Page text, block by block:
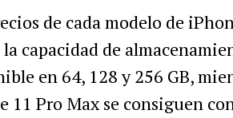
de cada modelo de
capacidad de
en 64, 128 y 256 GB,
11 Pro Max se consiguen